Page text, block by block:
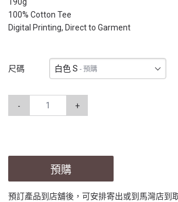
100% Cotton Tee
Digital Printing, Direct to Garment
尺碼 白色 S- 預購
- +
預購
預訂產品到店舖後，可安排寄出或到馬灣店到